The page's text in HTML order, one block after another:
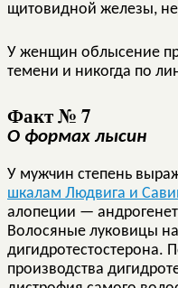
щитовидной железы,
У женщин облысение
темени и никогда по
Факт № 7
О формах лысин
У мужчин степень
шкалам Людвига и
алопеции —
Волосяные луковицы на
дигидротестостерона.
производства